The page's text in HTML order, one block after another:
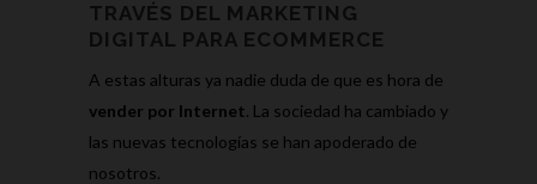
TRAVÉS DEL MARKETING
DIGITAL PARA ECOMMERCE
A estas alturas ya nadie duda de que es hora de
vender por Internet. La sociedad ha cambiado y
las nuevas tecnologías se han apoderado de
nosotros.